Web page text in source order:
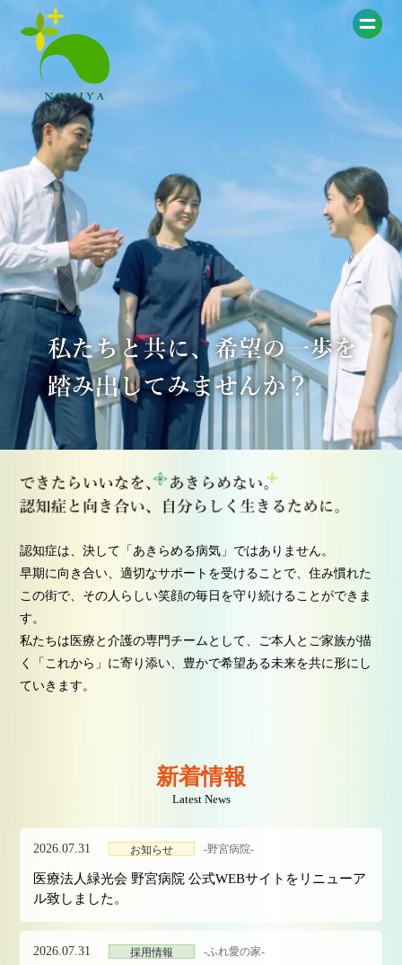
認知症は、決して「あきらめる病気」ではありません。
早期に向き合い、適切なサポートを受けることで、住み慣れた
この街で、その人らしい笑顔の毎日を守り続けることができま
す。
私たちは医療と介護の専門チームとして、ご本人とご家族が描
く「これから」に寄り添い、豊かで希望ある未来を共に形にし
ていきます。
新着情報
Latest News
2026.07.31 お知らせ -野宮病院-
医療法人緑光会 野宮病院 公式WEBサイトをリニューア
ル致しました。
2026.07.31 採用情報 -ふれ愛の家-